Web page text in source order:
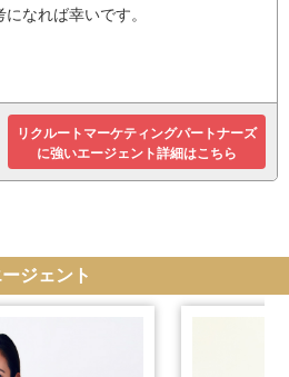
なれば幸いです。
リクルートマーケティングパートナーズ
に強いエージェント詳細はこちら
ジェント